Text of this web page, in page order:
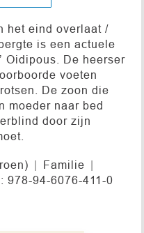
het eind overlaat /
is een actuele
Oidipous. De heerser
voeten
De zoon die
moeder naar bed
door zijn
Familie
978-94-6076-411-0